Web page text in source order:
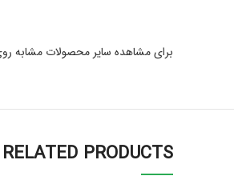
برای مشاهده سایر محصولات مشابه
RELATED PRODUCTS